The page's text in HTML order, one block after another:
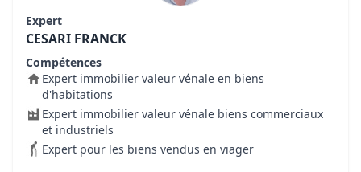
Expert
CESARI FRANCK
Compétences
Expert immobilier valeur vénale en biens
d'habitations
Expert immobilier valeur vénale biens commerciaux
et industriels
Expert pour les biens vendus en viager